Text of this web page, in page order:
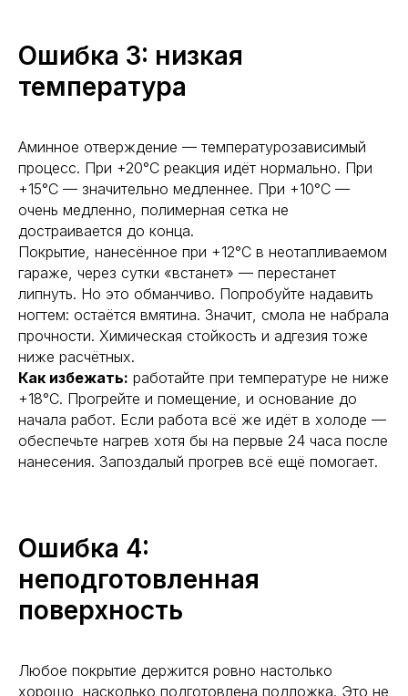
Ошибка 3: низкая
температура
Аминное отверждение — температурозависимый
процесс. При +20°С реакция идёт нормально. При
+15°С — значительно медленнее. При +10°С —
очень медленно, полимерная сетка не
достраивается до конца.
Покрытие, нанесённое при +12°С в неотапливаемом
гараже, через сутки «встанет» — перестанет
липнуть. Но это обманчиво. Попробуйте надавить
ногтем: остаётся вмятина. Значит, смола не набрала
прочности. Химическая стойкость и адгезия тоже
ниже расчётных.
Как избежать: работайте при температуре не ниже
+18°С. Прогрейте и помещение, и основание до
начала работ. Если работа всё же идёт в холоде —
обеспечьте нагрев хотя бы на первые 24 часа после
нанесения. Запоздалый прогрев всё ещё помогает.
Ошибка 4:
неподготовленная
поверхность
Любое покрытие держится ровно настолько
хорошо, насколько подготовлена подложка. Это не